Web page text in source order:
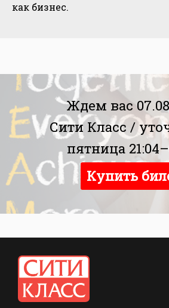
как бизнес.
Ждем вас
Сити Класс /
пятница
Купить